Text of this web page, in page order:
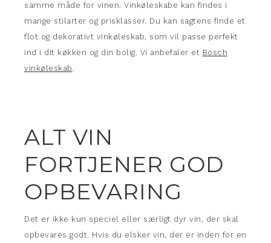
samme måde for vinen. Vinkøleskabe kan findes i
mange stilarter og prisklasser. Du kan sagtens finde et
flot og dekorativt vinkøleskab, som vil passe perfekt
ind i dit køkken og din bolig. Vi anbefaler et Bosch
vinkøleskab .
ALT VIN
FORTJENER GOD
OPBEVARING
Det er ikke kun speciel eller særligt dyr vin, der skal
opbevares godt. Hvis du elsker vin, der er inden for en